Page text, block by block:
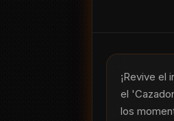
¡Revive el
el
los